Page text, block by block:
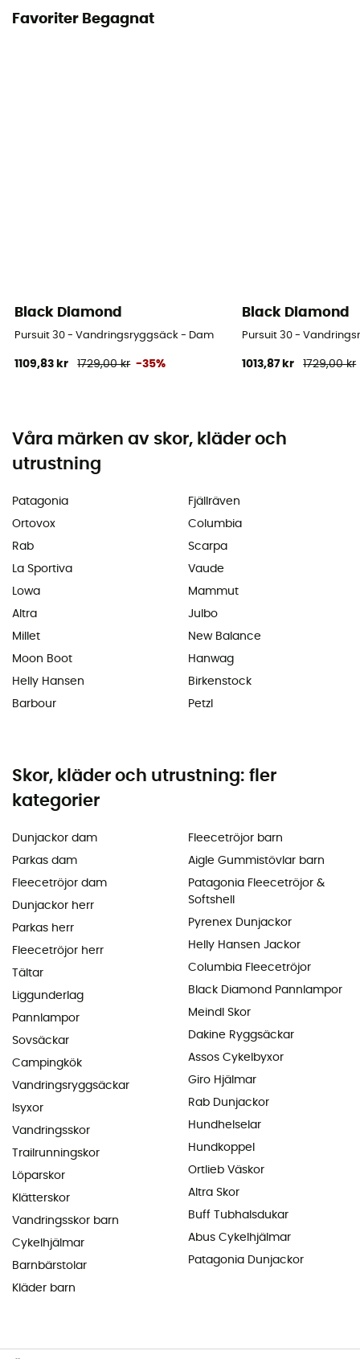
Favoriter Begagnat
Black Diamond
Pursuit 30 - Vandringsryggsäck - Dam
1109,83 kr 1729,00 kr -35%
Black Diamond
Pursuit 30 -
1013,87 kr 1729,00 kr
Våra märken av skor, kläder och
utrustning
Patagonia
Ortovox
Rab
La Sportiva
Lowa
Altra
Millet
Moon Boot
Helly Hansen
Barbour
Fjällräven
Columbia
Scarpa
Vaude
Mammut
Julbo
New Balance
Hanwag
Birkenstock
Petzl
Skor, kläder och utrustning: fler
kategorier
Dunjackor dam
Parkas dam
Fleecetröjor dam
Dunjackor herr
Parkas herr
Fleecetröjor herr
Tältar
Liggunderlag
Pannlampor
Sovsäckar
Campingkök
Vandringsryggsäckar
Isyxor
Vandringsskor
Trailrunningskor
Löparskor
Klätterskor
Vandringsskor barn
Cykelhjälmar
Barnbärstolar
Kläder barn
Fleecetröjor barn
Aigle Gummistövlar barn
Patagonia Fleecetröjor &
Softshell
Pyrenex Dunjackor
Helly Hansen Jackor
Columbia Fleecetröjor
Black Diamond Pannlampor
Meindl Skor
Dakine Ryggsäckar
Assos Cykelbyxor
Giro Hjälmar
Rab Dunjackor
Hundhelselar
Hundkoppel
Ortlieb Väskor
Altra Skor
Buff Tubhalsdukar
Abus Cykelhjälmar
Patagonia Dunjackor